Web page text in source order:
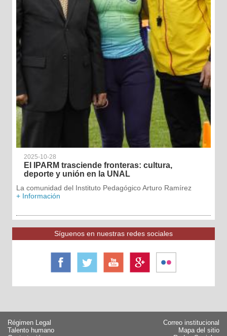
2025-10-28
El IPARM trasciende fronteras: cultura,
deporte y unión en la UNAL
La comunidad del Instituto Pedagógico Arturo Ramírez
+ Información
Síguenos en nuestras redes sociales
Régimen Legal
Talento humano
Correo institucional
Mapa del sitio